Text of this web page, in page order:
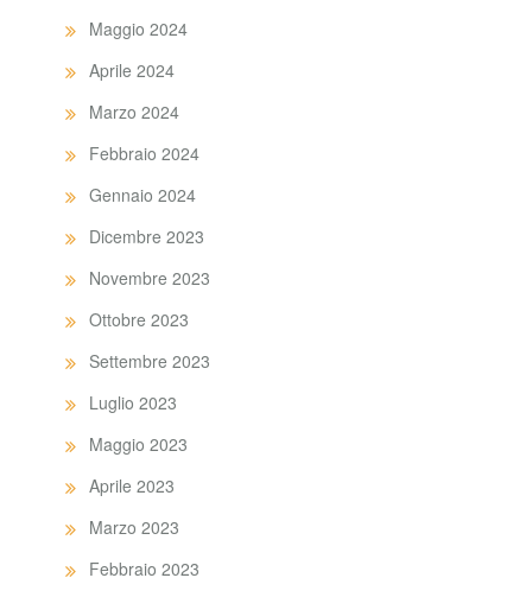
Maggio 2024
Aprile 2024
Marzo 2024
Febbraio 2024
Gennaio 2024
Dicembre 2023
Novembre 2023
Ottobre 2023
Settembre 2023
Luglio 2023
Maggio 2023
Aprile 2023
Marzo 2023
Febbraio 2023